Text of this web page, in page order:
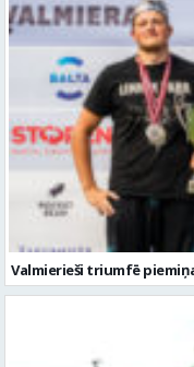
Valmierieši triumfē